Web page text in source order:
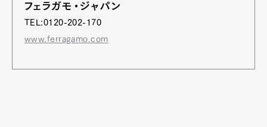
フェラガモ・ジャパン
TEL:0120-202-170
www.ferragamo.com